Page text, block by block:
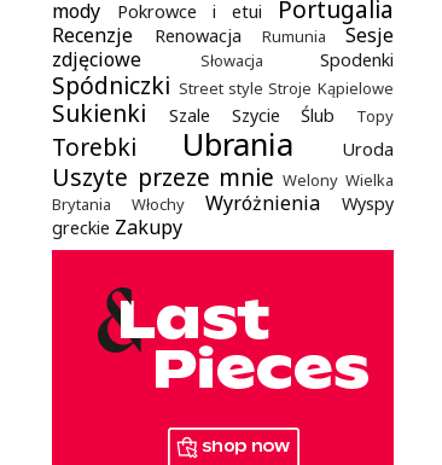
mody
Pokrowce i etui Portugalia
Recenzje Renowacja Rumunia
Sesje
zdjęciowe
Słowacja Spodenki
Spódniczki Street style Stroje Kąpielowe
Sukienki Szale Szycie Ślub Topy
Torebki Ubrania Uroda
Uszyte przeze mnie Welony Wielka
Brytania
Włochy Wyróżnienia
Wyspy
greckie Zakupy